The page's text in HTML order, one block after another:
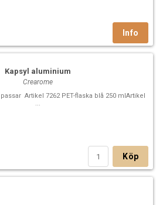
Kapsyl aluminium
Crearome
Artikel 7262 PET-flaska blå 250 mlArtikel
...
Köp